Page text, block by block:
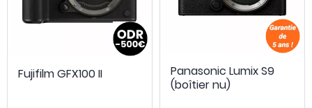
NOUVEAU -10 % NOUVEAU
Fujifilm GFX100 II
Panasonic Lumix S9
(boîtier nu)